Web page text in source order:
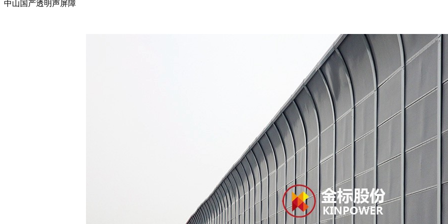
中山国产透明声屏障